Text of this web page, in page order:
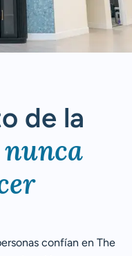
de la
nunca
confían en The